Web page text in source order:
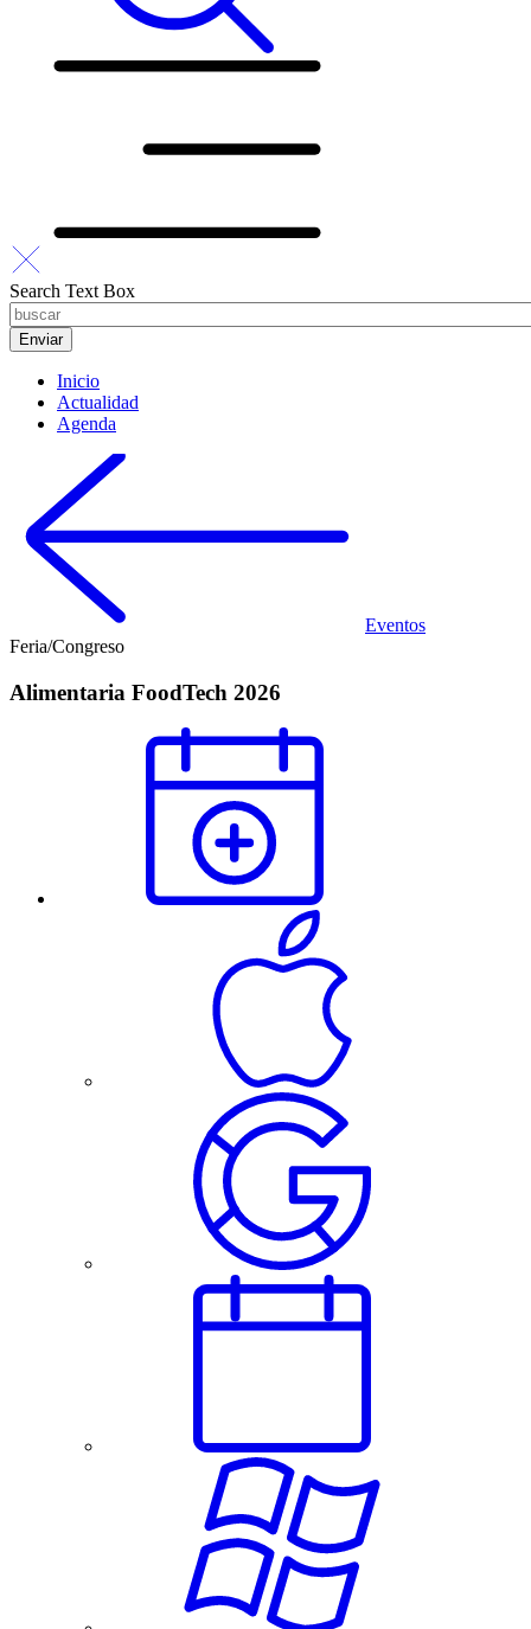
Search Text Box
Inicio
Actualidad
Agenda
Eventos
Feria/Congreso
Alimentaria FoodTech 2026